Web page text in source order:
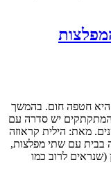
היא חטפה חום. בהמשך
המתקתקים יש סדרה עם
מאת: הילית קראוזה
בבית עם שתי מפלצות,
(שנראים לרוב כמו